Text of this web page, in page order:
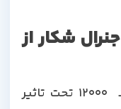
شکار از
قیمت کولر گازی جنرال طرح لبخند 12000 تحت تاثیر